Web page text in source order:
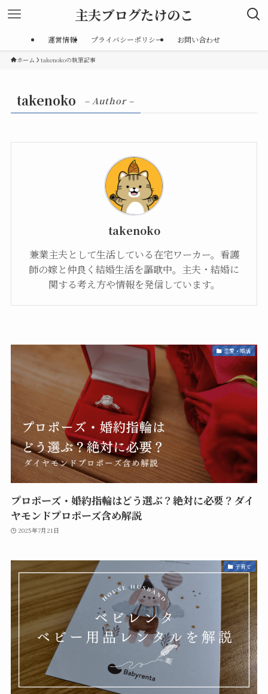
主夫ブログたけのこ
運営情報 プライバシーポリシー お問い合わせ
ホーム takenokoの執筆記事
takenoko – Author –
takenoko
兼業主夫として生活している在宅ワーカー。看護
師の嫁と仲良く結婚生活を謳歌中。主夫・結婚に
関する考え方や情報を発信しています。
恋愛・婚活
プロポーズ・婚約指輪はどう選ぶ？絶対に必要？ダイ
ヤモンドプロポーズ含め解説
2025年7月21日
子育て